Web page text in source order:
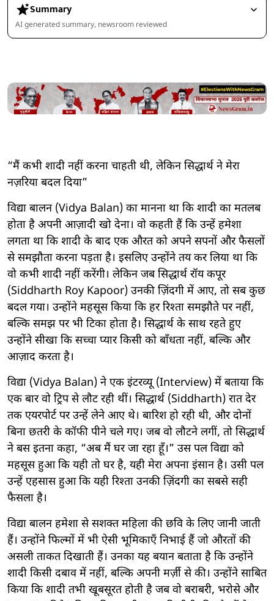
Summary
AI generated summary, newsroom reviewed
“मैं कभी शादी नहीं करना चाहती थी, लेकिन सिद्धार्थ ने मेरा
नज़रिया बदल दिया”
विद्या बालन (Vidya Balan) का मानना था कि शादी का मतलब
होता है अपनी आज़ादी खो देना। वो कहती हैं कि उन्हें हमेशा
लगता था कि शादी के बाद एक औरत को अपने सपनों और फैसलों
से समझौता करना पड़ता है। इसलिए उन्होंने तय कर लिया था कि
वो कभी शादी नहीं करेंगी। लेकिन जब सिद्धार्थ रॉय कपूर
(Siddharth Roy Kapoor) उनकी ज़िंदगी में आए, तो सब कुछ
बदल गया। उन्होंने महसूस किया कि हर रिश्ता समझौते पर नहीं,
बल्कि समझ पर भी टिका होता है। सिद्धार्थ के साथ रहते हुए
उन्होंने सीखा कि सच्चा प्यार किसी को बाँधता नहीं, बल्कि और
आज़ाद करता है।
विद्या (Vidya Balan) ने एक इंटरव्यू (Interview) में बताया कि
एक बार वो ट्रिप से लौट रही थीं। सिद्धार्थ (Siddharth) रात देर
तक एयरपोर्ट पर उन्हें लेने आए थे। बारिश हो रही थी, और दोनों
बिना छतरी के कॉफी पीने चले गए। जब वो लौटने लगीं, तो सिद्धार्थ
ने बस इतना कहा, “अब मैं घर जा रहा हूँ।” उस पल विद्या को
महसूस हुआ कि यही तो घर है, यही मेरा अपना इंसान है। उसी पल
उन्हें एहसास हुआ कि यही रिश्ता उनकी ज़िंदगी का सबसे सही
फैसला है।
विद्या बालन हमेशा से सशक्त महिला की छवि के लिए जानी जाती
हैं। उन्होंने फिल्मों में भी ऐसी भूमिकाएँ निभाई हैं जो औरतों की
असली ताकत दिखाती हैं। उनका यह बयान बताता है कि उन्होंने
शादी किसी दबाव में नहीं, बल्कि अपनी मर्ज़ी से की। उन्होंने साबित
किया कि शादी तभी खूबसूरत होती है जब वो बराबरी, भरोसे और